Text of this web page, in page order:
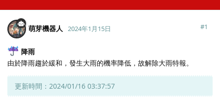
萌芽機器人 2024年1月15日 #1
降雨
由於降雨趨於緩和，發生大雨的機率降低，故解除大雨特報。
更新時間：2024/01/16 03:37:57